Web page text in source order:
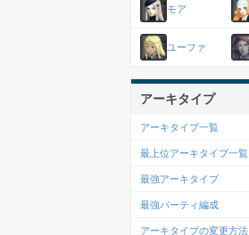
モア
ユーファ
アーキタイプ
アーキタイプ一覧
最上位アーキタイプ一覧
最強アーキタイプ
最強パーティ編成
アーキタイプの変更方法